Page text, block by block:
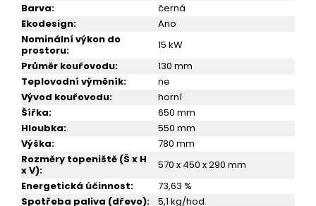
Barva:
černá
Ekodesign:
Ano
Nominální výkon do
prostoru:
15 kW
Průměr kouřovodu:
130 mm
Teplovodní výměník:
ne
Vývod kouřovodu:
horní
Šířka:
650 mm
Hloubka:
550 mm
Výška:
780 mm
Rozměry topeniště (Š x H
x V):
570 x 450 x 290 mm
Energetická účinnost:
73,63 %
Spotřeba paliva (dřevo):
5,1 kg/hod.
KRBOVÁ
KAMNA
VICTORIA
TRIUMPH
16
999
Kč